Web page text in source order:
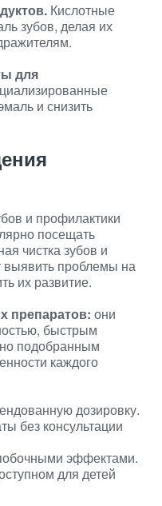
Кислотные
зубов, делая их
для
и снизить
и профилактики
посещать
чистка зубов и
выявить проблемы на
их развитие.
препаратов: они
быстрым
подобранным
каждого
дозировку.
без консультации
эффектами.
для детей